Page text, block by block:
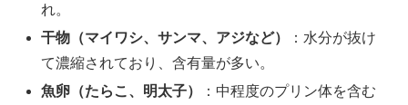
れ。
干物（マイワシ、サンマ、アジなど）
：水分が抜け
て濃縮されており、含有量が多い。
魚卵（たらこ、明太子）
：中程度のプリン体を含む